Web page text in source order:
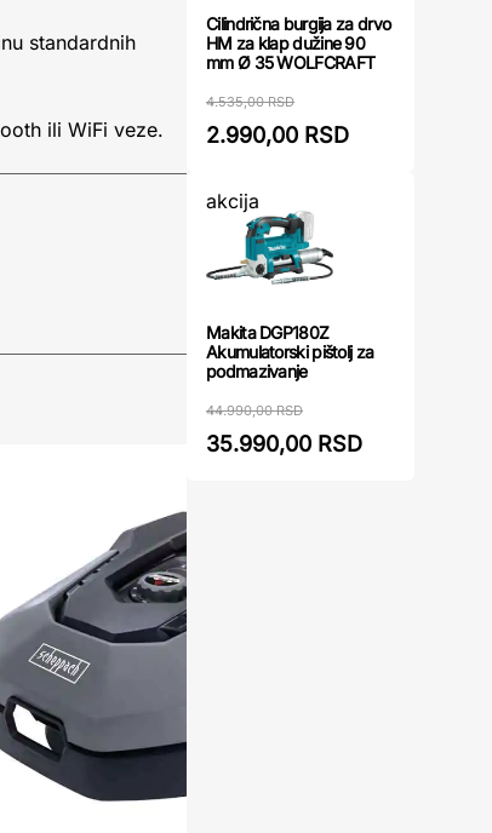
standardnih
ili WiFi veze.
Cilindrična burgija za drvo
HM za klap dužine 90
mm Ø 35 WOLFCRAFT
4.535,00 RSD
2.990,00 RSD
akcija
Makita DGP180Z
Akumulatorski pištolj za
podmazivanje
44.990,00 RSD
35.990,00 RSD